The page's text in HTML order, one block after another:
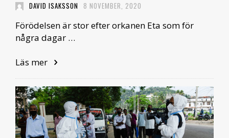
DAVID ISAKSSON 8 NOVEMBER, 2020
Förödelsen är stor efter orkanen Eta som för
några dagar …
Läs mer